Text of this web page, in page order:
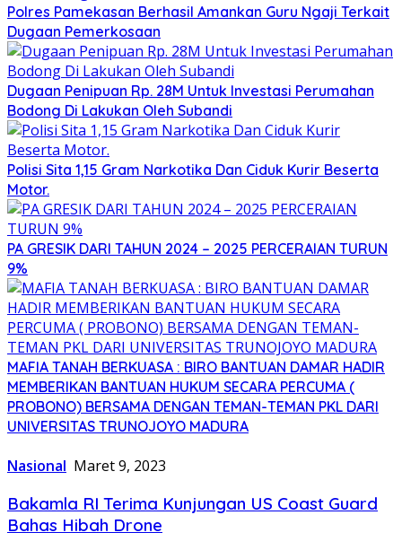
Polres Pamekasan Berhasil Amankan Guru Ngaji Terkait
Dugaan Pemerkosaan
Dugaan Penipuan Rp. 28M Untuk Investasi Perumahan
Bodong Di Lakukan Oleh Subandi
Polisi Sita 1,15 Gram Narkotika Dan Ciduk Kurir Beserta
Motor.
PA GRESIK DARI TAHUN 2024 – 2025 PERCERAIAN TURUN
9%
MAFIA TANAH BERKUASA : BIRO BANTUAN DAMAR HADIR
MEMBERIKAN BANTUAN HUKUM SECARA PERCUMA (
PROBONO) BERSAMA DENGAN TEMAN-TEMAN PKL DARI
UNIVERSITAS TRUNOJOYO MADURA
Nasional Maret 9, 2023
Bakamla RI Terima Kunjungan US Coast Guard
Bahas Hibah Drone